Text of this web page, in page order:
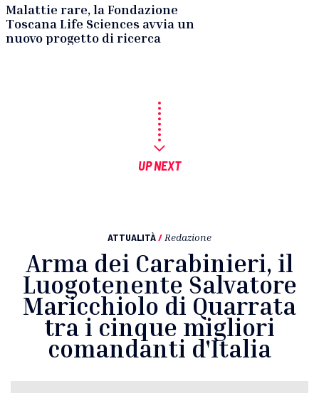
Malattie rare, la Fondazione
Toscana Life Sciences avvia un
nuovo progetto di ricerca
UP NEXT
ATTUALITÀ/ Redazione
Arma dei Carabinieri, il
Luogotenente Salvatore
Maricchiolo di Quarrata
tra i cinque migliori
comandanti d'Italia